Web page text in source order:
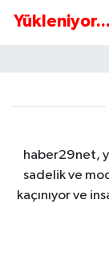
Yükleniyor...
haber29net,
sadelik ve
kaçınıyor ve